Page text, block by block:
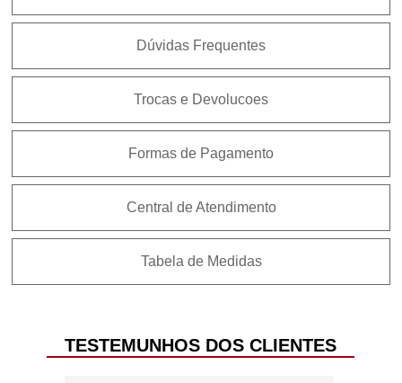
Dúvidas Frequentes
Trocas e Devolucoes
Formas de Pagamento
Central de Atendimento
Tabela de Medidas
TESTEMUNHOS DOS CLIENTES